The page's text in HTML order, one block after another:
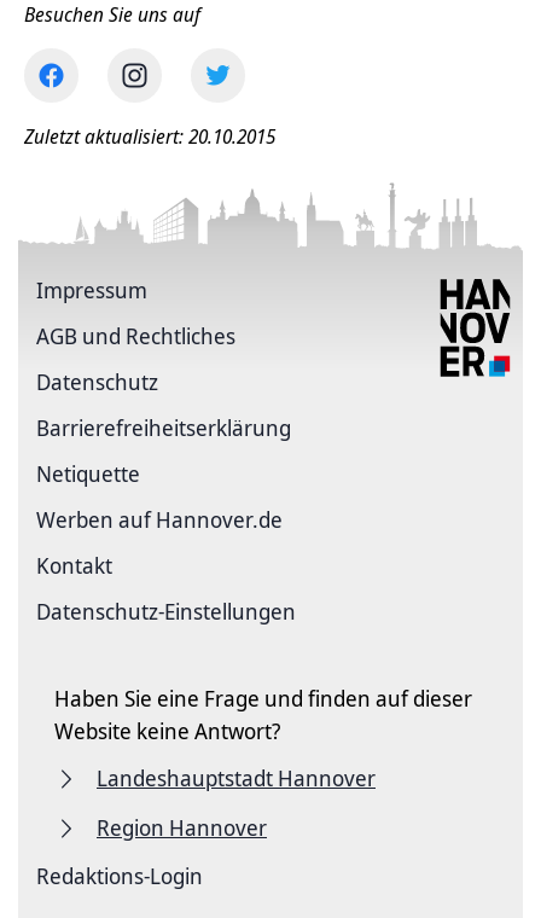
Besuchen Sie uns auf
Zuletzt aktualisiert: 20.10.2015
Impressum
AGB und Rechtliches
Datenschutz
Barriere­freiheits­erklärung
Netiquette
Werben auf Hannover.de
Kontakt
Datenschutz-Einstellungen
Haben Sie eine Frage und finden auf dieser
Website keine Antwort?
Landeshauptstadt Hannover
Region Hannover
Redaktions-Login